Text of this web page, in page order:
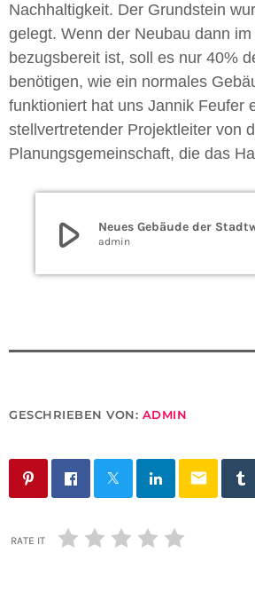
Nachhaltigkeit. Der Grundstein
gelegt. Wenn der Neubau dann
bezugsbereit ist, soll es nur 40%
benötigen, wie ein normales
funktioniert hat uns Jannik Feufer
stellvertretender Projektleiter von
Planungsgemeinschaft, die das
play_arrow Neues Gebäude der
admin
GESCHRIEBEN VON: ADMIN
email
RATE IT